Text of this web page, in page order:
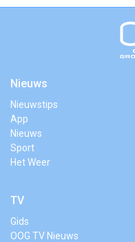
Nieuws
Nieuwstips
App
Nieuws
Sport
Het Weer
TV
Gids
OOG TV Nieuws